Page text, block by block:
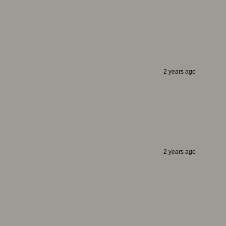
2 years ago
2 years ago